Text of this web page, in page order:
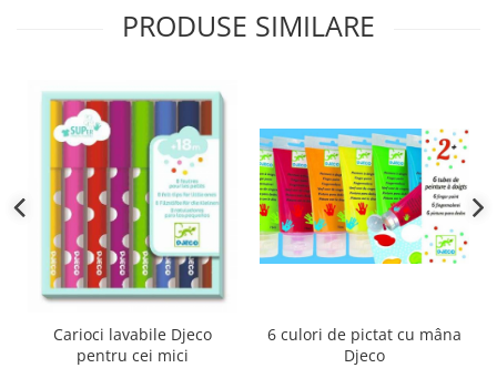
PRODUSE SIMILARE
Carioci lavabile Djeco
pentru cei mici
6 culori de pictat cu mâna
Djeco